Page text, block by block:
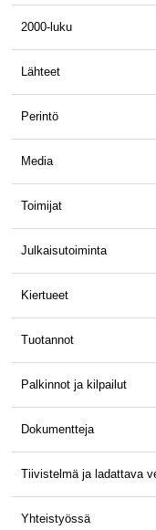
2000-luku
Lähteet
Perintö
Media
Toimijat
Julkaisutoiminta
Kiertueet
Tuotannot
Palkinnot ja kilpailut
Dokumentteja
Tiivistelmä ja ladattava
Yhteistyössä